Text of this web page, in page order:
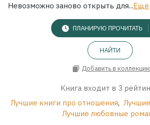
Невозможно заново открыть для...Ещё
ПЛАНИРУЮ ПРОЧИТАТЬ
НАЙТИ
Добавить в коллекцию
Книга входит в 3
Лучшие книги про отношения,
Лучшие любовные